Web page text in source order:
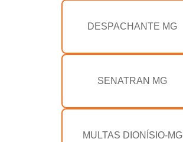
DESPACHANTE MG
SENATRAN MG
MULTAS DIONÍSIO-MG